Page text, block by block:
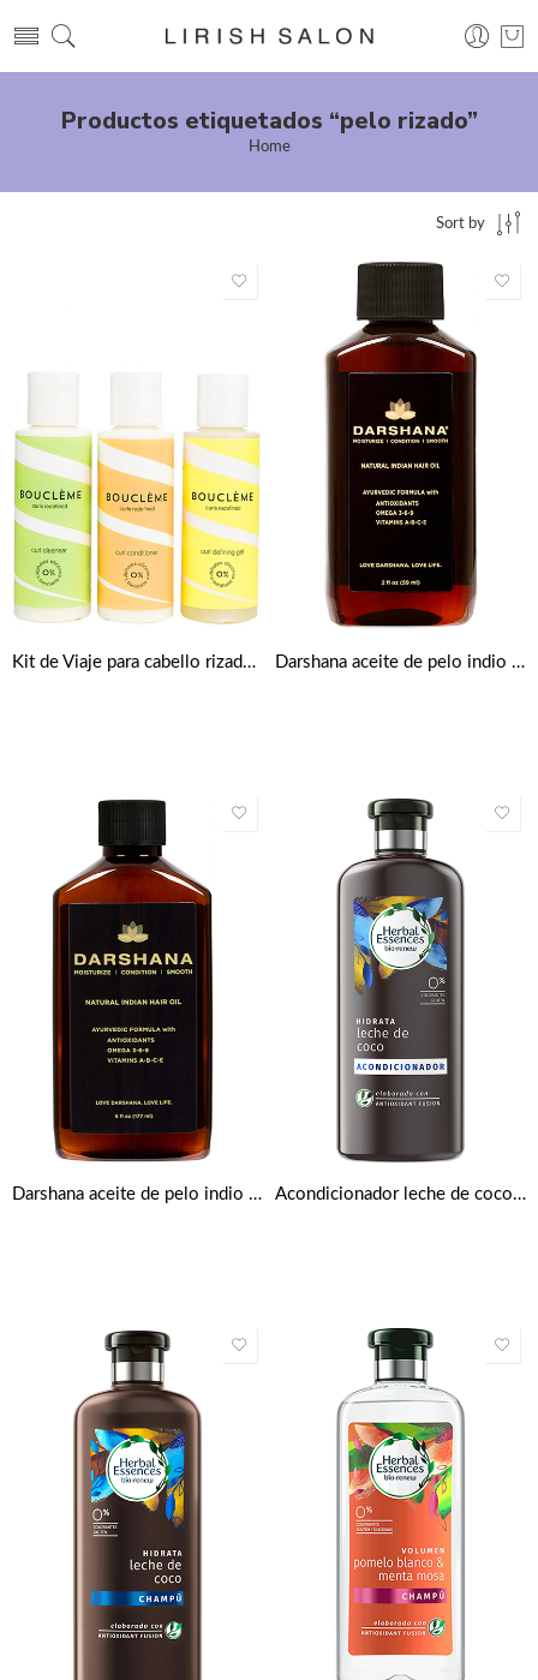
Productos etiquetados “pelo rizado”
Home
Sort by
Kit de Viaje para cabello rizado de Bouclème Darshana aceite de pelo indio Natural 59ml
Darshana aceite de pelo indio Natural 177ml Acondicionador leche de coco bío 400 ml de Herbal Essences